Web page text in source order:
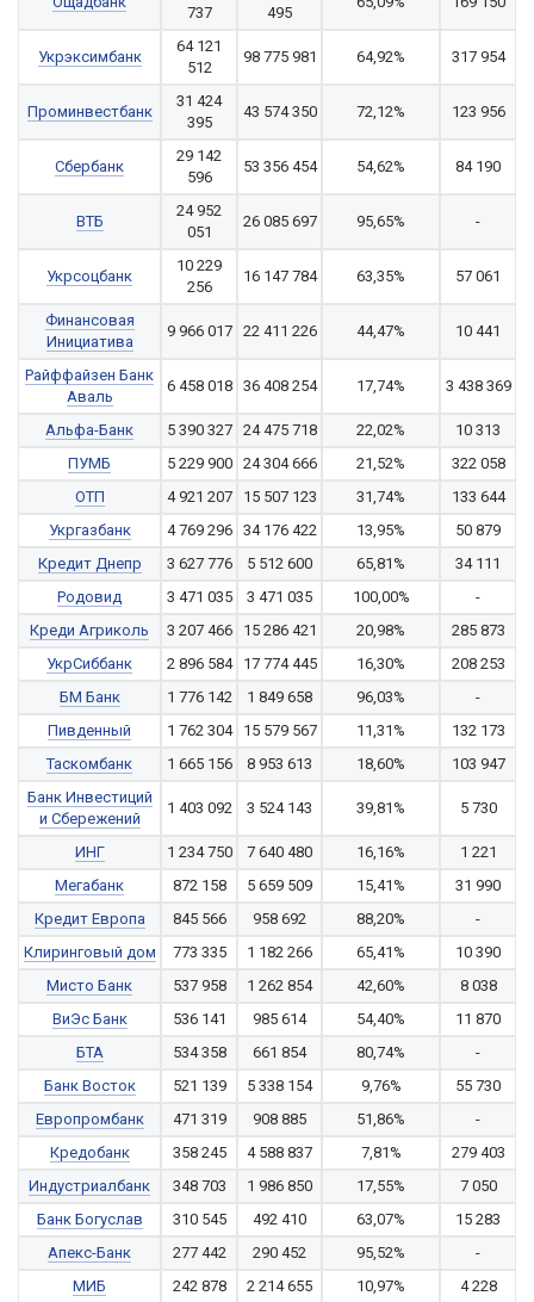
737
495
Укрэксимбанк
64 121
512
98 775 981 64,92% 317 954
Проминвестбанк
31 424
395
43 574 350 72,12% 123 956
Сбербанк
29 142
596
53 356 454 54,62% 84 190
ВТБ
24 952
051
26 085 697 95,65% -
Укрсоцбанк
10 229
256
16 147 784 63,35% 57 061
Финансовая
Инициатива
9 966 017 22 411 226 44,47% 10 441
Райффайзен Банк
Аваль
6 458 018 36 408 254 17,74% 3 438 369
Альфа-Банк 5 390 327 24 475 718 22,02%
10 313
ПУМБ
5 229 900 24 304 666 21,52%
322 058
ОТП
4 921 207 15 507 123 31,74%
133 644
Укргазбанк
4 769 296 34 176 422 13,95%
50 879
Кредит Днепр
3 627 776 5 512 600 65,81%
34 111
Родовид
3 471 035 3 471 035 100,00%
-
Креди Агриколь
3 207 466 15 286 421 20,98%
285 873
УкрСиббанк
2 896 584 17 774 445 16,30%
208 253
БМ Банк
1 776 142 1 849 658 96,03%
-
Пивденный
1 762 304 15 579 567 11,31%
132 173
Таскомбанк
1 665 156 8 953 613 18,60%
103 947
Банк Инвестиций
и Сбережений
1 403 092 3 524 143 39,81% 5 730
ИНГ 1 234 750 7 640 480 16,16%
1 221
Мегабанк
872 158 5 659 509 15,41%
31 990
Кредит Европа
845 566 958 692 88,20%
-
Клиринговый дом
773 335 1 182 266 65,41%
10 390
Мисто Банк
537 958 1 262 854 42,60%
8 038
ВиЭс Банк
536 141 985 614 54,40%
11 870
БТА
534 358 661 854 80,74%
-
Банк Восток
521 139 5 338 154 9,76%
55 730
Европромбанк
471 319 908 885 51,86%
-
Кредобанк
358 245 4 588 837 7,81%
279 403
Индустриалбанк
348 703 1 986 850 17,55%
7 050
Банк Богуслав
310 545 492 410 63,07%
15 283
Апекс-Банк
277 442 290 452 95,52%
-
МИБ
242 878 2 214 655 10,97%
4 228